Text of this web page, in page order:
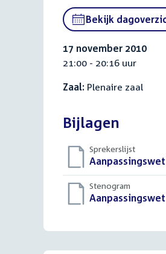
Bekijk
17 november 2010
21:00 - 20:16 uur
Zaal: Plenaire zaal
Bijlagen
Sprekerslijst
Download
bestand:
Stenogram
Download